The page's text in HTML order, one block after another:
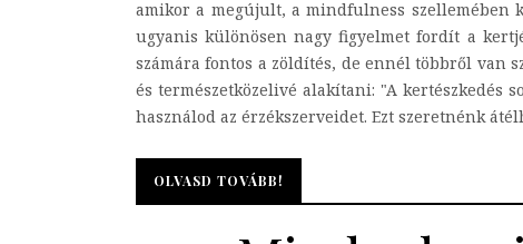
amikor a megújult, a mindfulness szellemében
ugyanis különösen nagy figyelmet fordít a
számára fontos a zöldítés, de ennél többről van
és természetközelivé alakítani: "A kertészkedés
használod az érzékszerveidet. Ezt szeretnénk
OLVASD TOVÁBB!
OLVASD TOVÁBB!